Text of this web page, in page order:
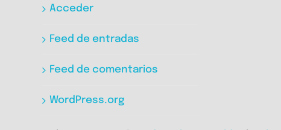
Acceder
Feed de entradas
Feed de comentarios
WordPress.org